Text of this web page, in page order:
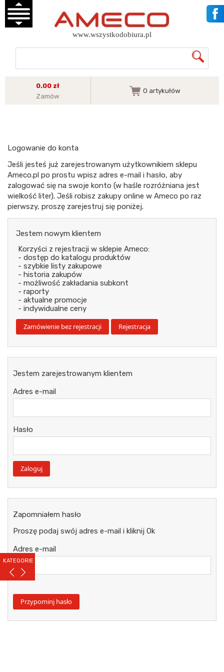
KATEGORIE
www.wszystkodobiura.pl
0.00 zł
Zamów
0 artykułów
Logowanie do konta
Jeśli jesteś już zarejestrowanym użytkownikiem sklepu
Ameco.pl po prostu wpisz adres e-mail i hasło, aby
zalogować się na swoje konto (w haśle rozróżniana jest
wielkość liter). Jeśli robisz zakupy online w Ameco po raz
pierwszy, proszę zarejestruj się poniżej.
Jestem nowym klientem
Korzyści z rejestracji w sklepie Ameco:
- dostęp do katalogu produktów
- szybkie listy zakupowe
- historia zakupów
- możliwość zakładania subkont
- raporty
- aktualne promocje
- indywidualne ceny
Jestem zarejestrowanym klientem
Adres e-mail
Hasło
Zapomniałem hasło
Proszę podaj swój adres e-mail i kliknij Ok
Adres e-mail